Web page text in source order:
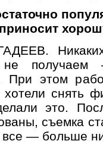
не
При этом
снять
это.
съемка
все — больше